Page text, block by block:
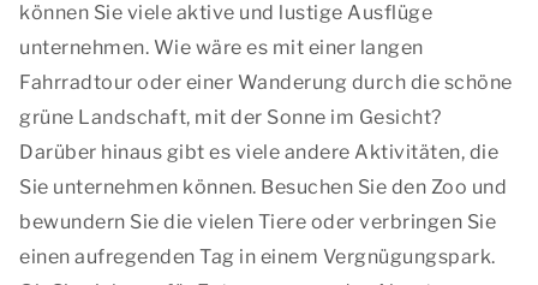
können Sie viele aktive und lustige Ausflüge
unternehmen. Wie wäre es mit einer langen
Fahrradtour oder einer Wanderung durch die schöne
grüne Landschaft, mit der Sonne im Gesicht?
Darüber hinaus gibt es viele andere Aktivitäten, die
Sie unternehmen können. Besuchen Sie den Zoo und
bewundern Sie die vielen Tiere oder verbringen Sie
einen aufregenden Tag in einem Vergnügungspark.